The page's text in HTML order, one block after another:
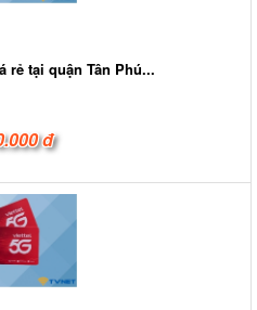
rẻ tại quận Tân Phú...
đ